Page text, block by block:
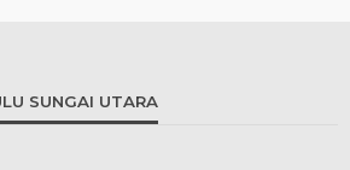
SUNGAI UTARA